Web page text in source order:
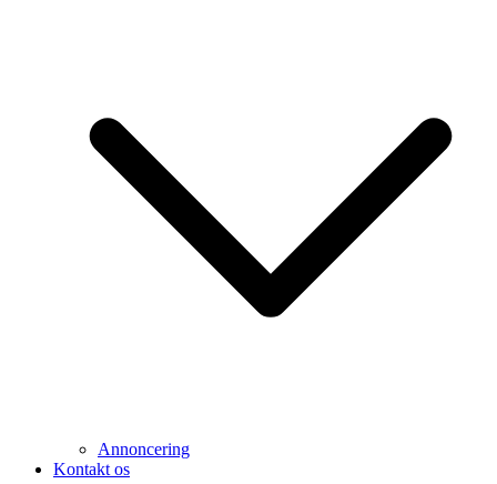
Annoncering
Kontakt os